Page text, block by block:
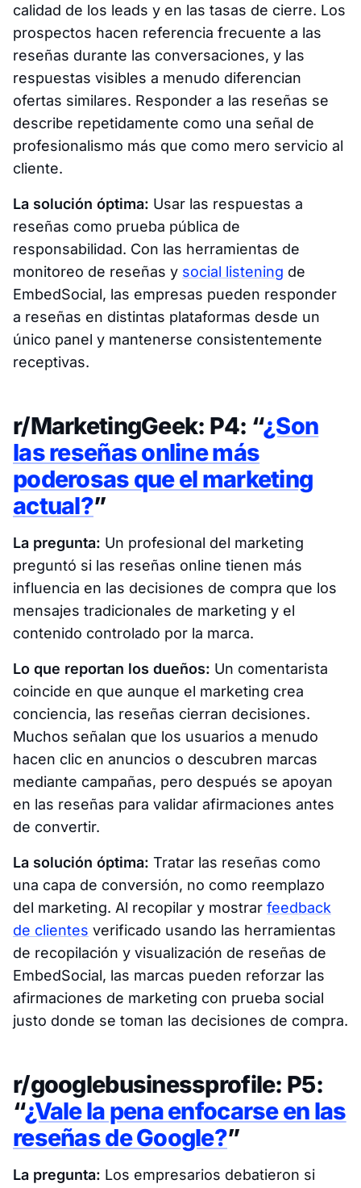
calidad de los leads y en las tasas de cierre. Los
prospectos hacen referencia frecuente a las
reseñas durante las conversaciones, y las
respuestas visibles a menudo diferencian
ofertas similares. Responder a las reseñas se
describe repetidamente como una señal de
profesionalismo más que como mero servicio al
cliente.
La solución óptima: Usar las respuestas a
reseñas como prueba pública de
responsabilidad. Con las herramientas de
monitoreo de reseñas y social listening de
EmbedSocial, las empresas pueden responder
a reseñas en distintas plataformas desde un
único panel y mantenerse consistentemente
receptivas.
r/MarketingGeek: P4: “¿Son
las reseñas online más
poderosas que el marketing
actual?”
La pregunta: Un profesional del marketing
preguntó si las reseñas online tienen más
influencia en las decisiones de compra que los
mensajes tradicionales de marketing y el
contenido controlado por la marca.
Lo que reportan los dueños: Un comentarista
coincide en que aunque el marketing crea
conciencia, las reseñas cierran decisiones.
Muchos señalan que los usuarios a menudo
hacen clic en anuncios o descubren marcas
mediante campañas, pero después se apoyan
en las reseñas para validar afirmaciones antes
de convertir.
La solución óptima: Tratar las reseñas como
una capa de conversión, no como reemplazo
del marketing. Al recopilar y mostrar feedback
de clientes verificado usando las herramientas
de recopilación y visualización de reseñas de
EmbedSocial, las marcas pueden reforzar las
afirmaciones de marketing con prueba social
justo donde se toman las decisiones de compra.
r/googlebusinessprofile: P5:
“¿Vale la pena enfocarse en las
reseñas de Google?”
La pregunta: Los empresarios debatieron si